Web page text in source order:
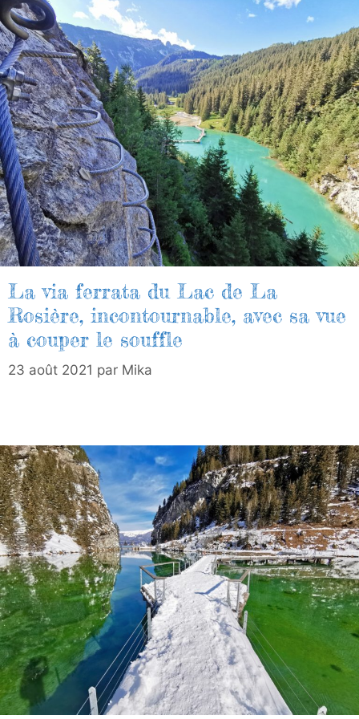
La via ferrata du Lac de La
Rosière, incontournable, avec sa vue
à couper le souffle
23 août 2021 par Mika